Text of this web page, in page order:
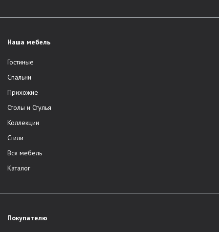
Наша мебель
Гостиные
Спальни
Прихожие
Столы и Стулья
Коллекции
Стили
Вся мебель
Каталог
Покупателю